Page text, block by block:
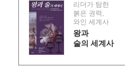
리더가 탐한
붉은 권력,
와인 세계사
왕과
술의 세계사